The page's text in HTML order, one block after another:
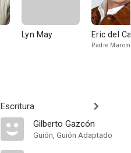
Lyn May Eric del
Padre
Escritura
Gilberto Gazcón
Guión, Guión Adaptado